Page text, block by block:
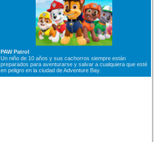
PAW Patrol
Un niño de 10 años y sus cachorros siempre están
preparados para aventurarse y salvar a cualquiera que esté
en peligro en la ciudad de Adventure Bay.